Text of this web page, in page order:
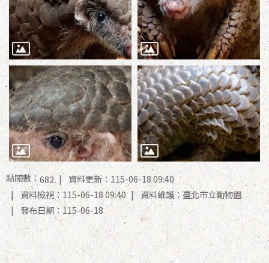
點閱數：682
資料更新：115-06-18 09:40
資料檢視：115-06-18 09:40
資料維護：臺北市立動物園
發布日期：115-06-18